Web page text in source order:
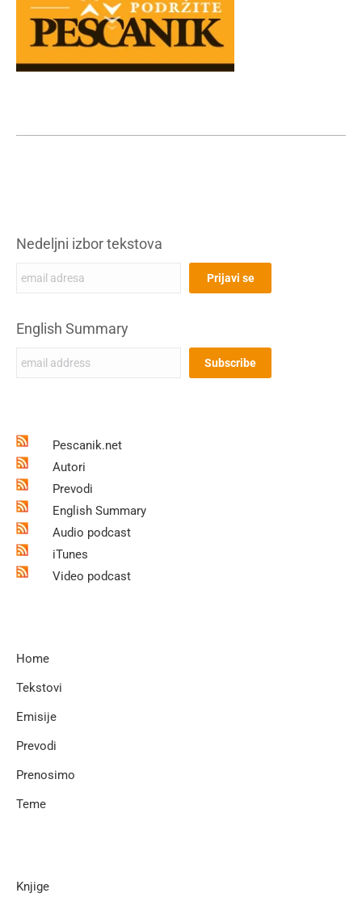
Nedeljni izbor tekstova
English Summary
Pescanik.net
Autori
Prevodi
English Summary
Audio podcast
iTunes
Video podcast
Home
Tekstovi
Emisije
Prevodi
Prenosimo
Teme
Knjige